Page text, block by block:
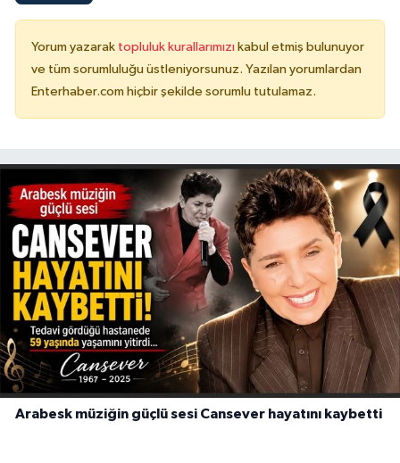
Yorum yazarak topluluk kurallarımızı kabul etmiş bulunuyor
ve tüm sorumluluğu üstleniyorsunuz. Yazılan yorumlardan
Enterhaber.com hiçbir şekilde sorumlu tutulamaz.
Arabesk müziğin güçlü sesi Cansever hayatını kaybetti